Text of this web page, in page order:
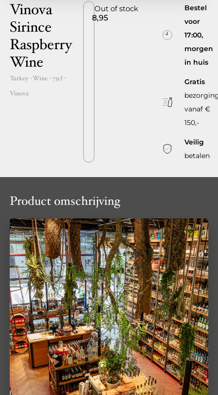
Vinova
Sirince
Raspberry
Wine
Turkey- Wine -75cl-
Vinova
8,95
Out of stock
Bestel
voor
17:00,
morgen
in huis
Gratis
vanaf €
150,-
Veilig
betalen
Product omschrijving